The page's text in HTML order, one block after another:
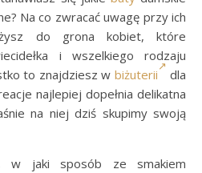
Na co zwracać uwagę przy ich
do grona kobiet, które
i wszelkiego rodzaju
to znajdziesz w biżuterii
dla
najlepiej dopełnia delikatna
na niej dziś skupimy swoją
w jaki sposób ze smakiem